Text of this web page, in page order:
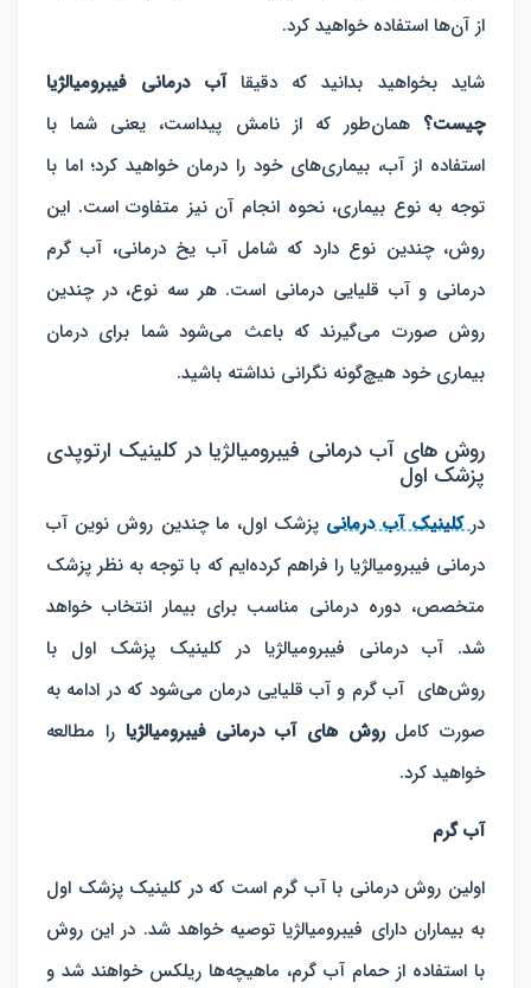
از آن‌ها استفاده خواهید کرد.
شاید بخواهید بدانید که دقیقا آب درمانی فیبرومیالژیا
چیست؟ همان‌طور که از نامش پیداست، یعنی شما با
استفاده از آب، بیماری‌های خود را درمان خواهید کرد؛ اما با
توجه به نوع بیماری، نحوه انجام آن نیز متفاوت است. این
روش، چندین نوع دارد که شامل آب یخ درمانی، آب گرم
درمانی و آب قلیایی درمانی است. هر سه نوع، در چندین
روش صورت می‌گیرند که باعث می‌شود شما برای درمان
بیماری خود هیچ‌گونه نگرانی نداشته باشید.
روش ‌های آب درمانی فیبرومیالژیا در کلینیک ارتوپدی
پزشک اول
درکلینیک آب درمانی پزشک اول، ما چندین روش نوین آب
درمانی فیبرومیالژیا را فراهم کرده‌ایم که با توجه به نظر پزشک
متخصص، دوره درمانی مناسب برای بیمار انتخاب خواهد
شد. آب درمانی فیبرومیالژیا در کلینیک پزشک اول با
روش‌های آب گرم و آب قلیایی درمان می‌شود که در ادامه به
صورت کاملروش ‌های آب درمانی فیبرومیالژیا را مطالعه
خواهید کرد.
آب گرم
اولین روش درمانی با آب گرم است که در کلینیک پزشک اول
به بیماران دارای فیبرومیالژیا توصیه خواهد شد. در این روش
با استفاده از حمام آب گرم، ماهیچه‌ها ریلکس خواهند شد و